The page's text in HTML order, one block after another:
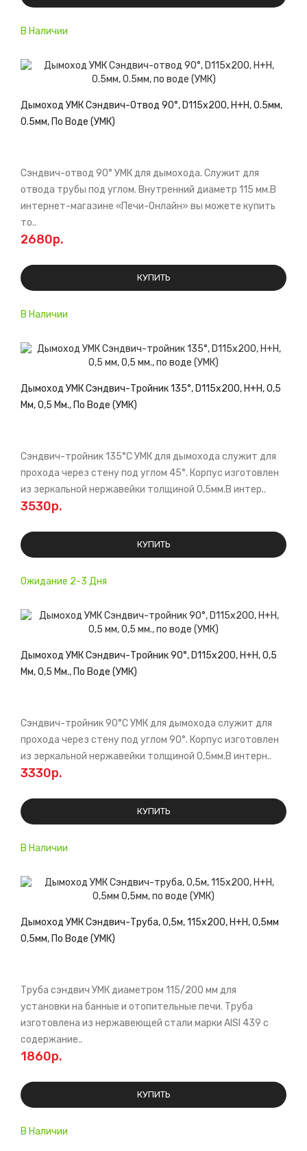
В Наличии
В Наличии
Дымоход УМК Сэндвич-Отвод 90°, D115х200, Н+Н, 0.5мм,
0.5мм, По Воде (УМК)
Сэндвич-отвод 90° УМК для дымохода. Служит для
отвода трубы под углом. Внутренний диаметр 115 мм.В
интернет-магазине «Печи-Онлайн» вы можете купить
то..
2680р.
КУПИТЬ
Ожидание 2-3 Дня
Дымоход УМК Сэндвич-Тройник 135°, D115х200, Н+Н, 0,5
Мм, 0,5 Мм., По Воде (УМК)
Сэндвич-тройник 135°С УМК для дымохода служит для
прохода через стену под углом 45°. Корпус изготовлен
из зеркальной нержавейки толщиной 0,5мм.В интер..
3530р.
КУПИТЬ
В Наличии
Дымоход УМК Сэндвич-Тройник 90°, D115х200, Н+Н, 0,5
Мм, 0,5 Мм., По Воде (УМК)
Сэндвич-тройник 90°С УМК для дымохода служит для
прохода через стену под углом 90°. Корпус изготовлен
из зеркальной нержавейки толщиной 0,5мм.В интерн..
3330р.
КУПИТЬ
В Наличии
Дымоход УМК Сэндвич-Труба, 0,5м, 115х200, Н+Н, 0,5мм
0,5мм, По Воде (УМК)
Труба сэндвич УМК диаметром 115/200 мм для
установки на банные и отопительные печи. Труба
изготовлена из нержавеющей стали марки AISI 439 с
содержание..
1860р.
КУПИТЬ